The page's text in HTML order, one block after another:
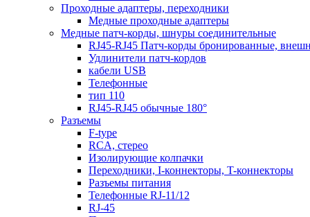
Проходные адаптеры, переходники
Медные проходные адаптеры
Медные патч-корды, шнуры соединительные
RJ45-RJ45 Патч-корды бронированные,
Удлинители патч-кордов
кабели USB
Телефонные
тип 110
RJ45-RJ45 обычные 180°
Разъемы
F-type
RCA, стерео
Изолирующие колпачки
Переходники, I-коннекторы, T-коннекторы
Разъемы питания
Телефонные RJ-11/12
RJ-45